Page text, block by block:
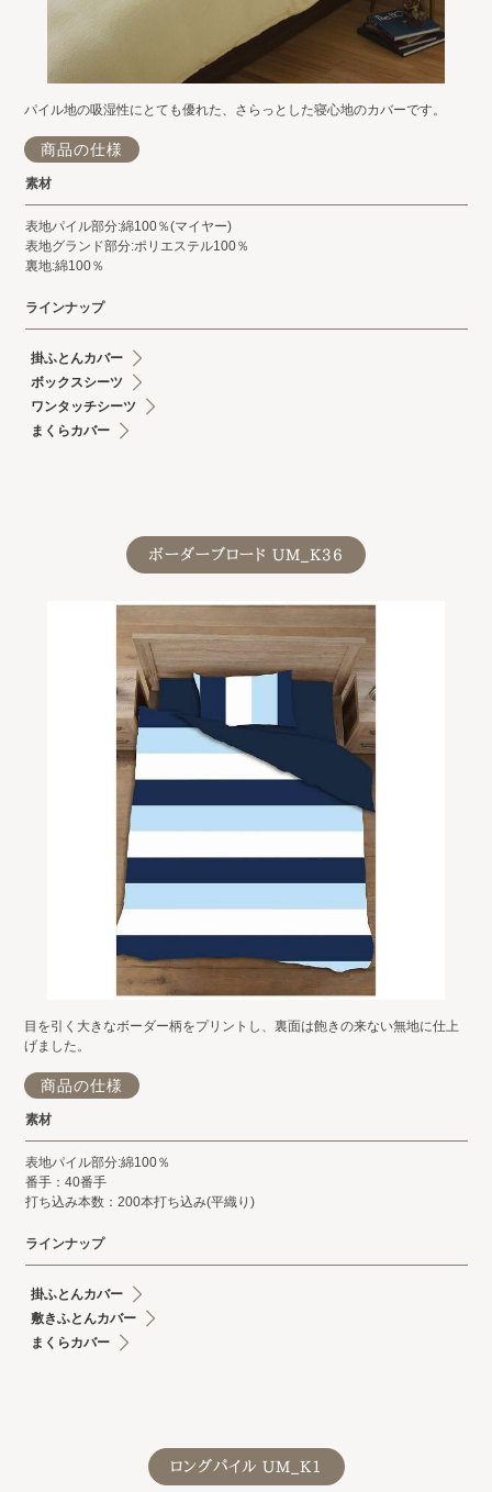
パイル地の吸湿性にとても優れた、さらっとした寝心地のカバーです。
商品の仕様
素材
表地パイル部分:綿100％(マイヤー)
表地グランド部分:ポリエステル100％
裏地:綿100％
ラインナップ
掛ふとんカバー
ボックスシーツ
ワンタッチシーツ
まくらカバー
ボーダーブロード UM_K36
目を引く大きなボーダー柄をプリントし、裏面は飽きの来ない無地に仕上
げました。
商品の仕様
素材
表地パイル部分:綿100％
番手：40番手
打ち込み本数：200本打ち込み(平織り)
ラインナップ
掛ふとんカバー
敷きふとんカバー
まくらカバー
ロングパイル UM_K1